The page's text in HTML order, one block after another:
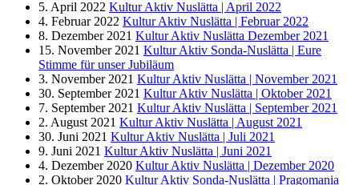
5. April 2022 Kultur Aktiv Nuslätta | April 2022
4. Februar 2022 Kultur Aktiv Nuslätta | Februar 2022
8. Dezember 2021 Kultur Aktiv Nuslätta Dezember 2021
15. November 2021 Kultur Aktiv Sonda-Nuslätta | Eure
Stimme für unser Jubiläum
3. November 2021 Kultur Aktiv Nuslätta | November 2021
30. September 2021 Kultur Aktiv Nuslätta | Oktober 2021
7. September 2021 Kultur Aktiv Nuslätta | September 2021
2. August 2021 Kultur Aktiv Nuslätta | August 2021
30. Juni 2021 Kultur Aktiv Nuslätta | Juli 2021
9. Juni 2021 Kultur Aktiv Nuslätta | Juni 2021
4. Dezember 2020 Kultur Aktiv Nuslätta | Dezember 2020
2. Oktober 2020 Kultur Aktiv Sonda-Nuslätta | Pragomania